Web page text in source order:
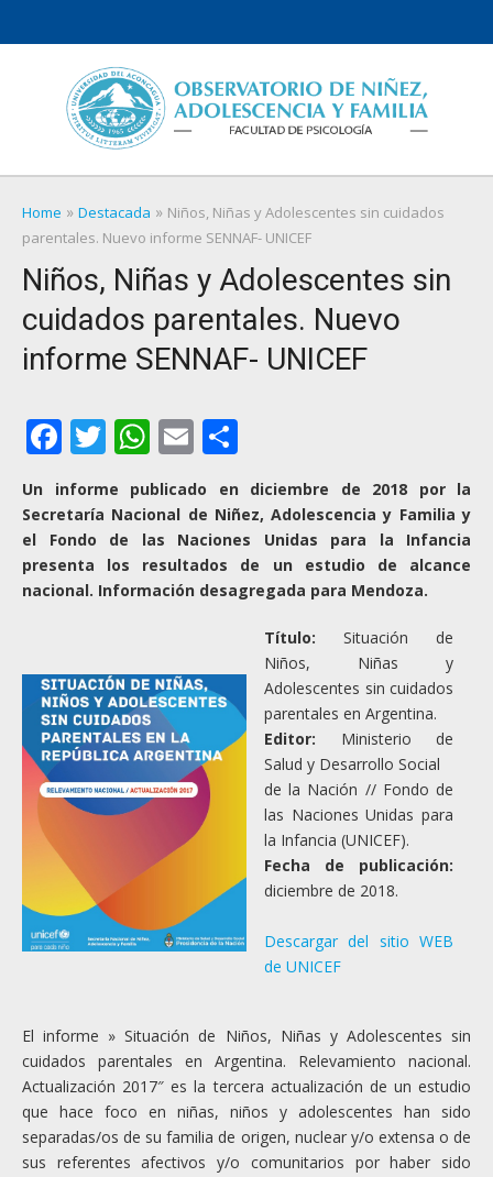
Home » Destacada » Niños, Niñas y Adolescentes sin cuidados
parentales. Nuevo informe SENNAF- UNICEF
Niños, Niñas y Adolescentes sin
cuidados parentales. Nuevo
informe SENNAF- UNICEF
Facebook
Twitter
WhatsApp
Email
Un informe publicado en diciembre de 2018 por la
Secretaría Nacional de Niñez, Adolescencia y Familia y
el Fondo de las Naciones Unidas para la Infancia
presenta los resultados de un estudio de alcance
nacional. Información desagregada para Mendoza.
Título: Situación de
Niños, Niñas y
Adolescentes sin cuidados
parentales en Argentina.
Editor: Ministerio de
Salud y Desarrollo Social
de la Nación // Fondo de
las Naciones Unidas para
la Infancia (UNICEF).
Fecha de publicación:
diciembre de 2018.
Descargar del sitio WEB
de UNICEF
El informe » Situación de Niños, Niñas y Adolescentes sin
cuidados parentales en Argentina. Relevamiento nacional.
Actualización 2017″ es la tercera actualización de un estudio
que hace foco en niñas, niños y adolescentes han sido
separadas/os de su familia de origen, nuclear y/o extensa o de
sus referentes afectivos y/o comunitarios por haber sido